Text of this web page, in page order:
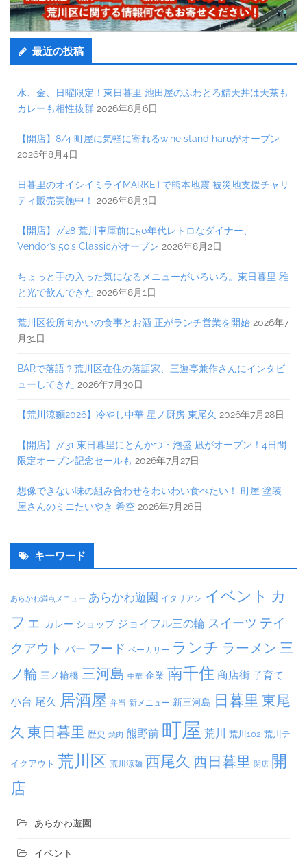
最近の投稿
水、金、日曜限定！東日暮里 池田屋のふわとろ鯖天丼は天茶も
カレーも相性抜群 2026年8月6日
【開店】8/4 町屋に気軽に寄れるwine stand haruがオープン
2026年8月4日
日暮里のオイシイミライMARKETで熊本地震 被災地支援チャリ
ティ販売実施中！
2026年8月3日
【開店】7/28 荒川車庫前に50年代レトロなダイナー、
Vendor’s 50’s Classicがオープン 2026年8月2日
ちょっと手の入った気になるメニューがいろいろ。東日暮里 雅
と光で飲んできた 2026年8月1日
荒川区役所向かいの食事とお酒 正がランチ営業を開始 2026年7
月31日
BARで落語？荒川区在住の落語家、三遊亭兼作さんにインタビ
ューしてきた 2026年7月30日
【荒川涼麵2026】冷やし中華 星ノ厨房 東尾久 2026年7月28日
【開店】7/31 東日暮里にとんかつ・泡盛 凪がオープン！4日間
限定オープン記念セールも 2026年7月27日
想像できない味の組み合わせをわいわい食べたい！ 町屋 塗装
屋さんのミニたいやき 希空 2026年7月26日
キーワード
あらかわ満点メニュー あらかわ遊園 イタリアン イベント カ
フェ カレー ショップ ジョイフル三の輪 スイーツ テイ
クアウト バー フード ベーカリー ランチ ラーメン 三
ノ輪 三ノ輪橋 三河島 中華 企業 南千住 商店街 子育て
小台 尾久 居酒屋 弁当 新メニュー 新三河島 日暮里 東尾
久 東日暮里 歴史 焼肉 熊野前 町屋 荒川 荒川102 荒川テ
イクアウト 荒川区 荒川涼麺 西尾久 西日暮里 閉店 開
店
あらかわ遊園
イベント